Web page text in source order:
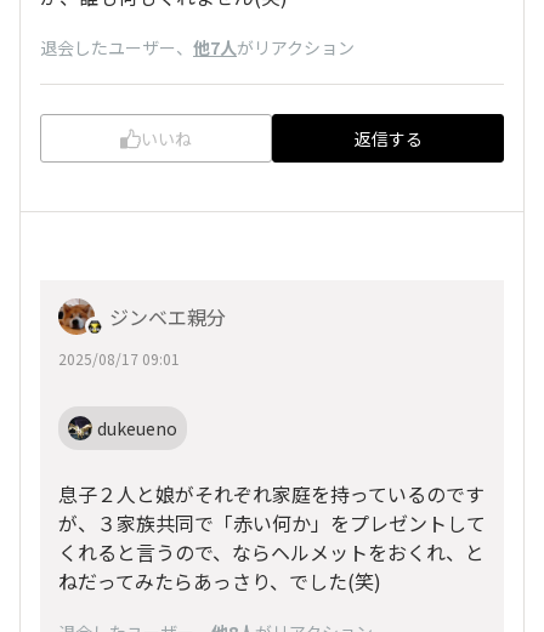
退会したユーザー、 他7人がリアクション
いいね 返信する
ジンベエ親分
2025/08/17 09:01
dukeueno
息子２人と娘がそれぞれ家庭を持っているのです
が、３家族共同で「赤い何か」をプレゼントして
くれると言うので、ならヘルメットをおくれ、と
ねだってみたらあっさり、でした(笑)